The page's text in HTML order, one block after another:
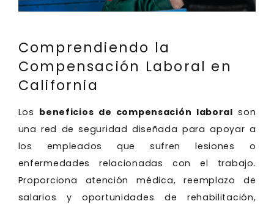
Comprendiendo la
Compensación Laboral en
California
Los beneficios de compensación laboral son
una red de seguridad diseñada para apoyar a
los empleados que sufren lesiones o
enfermedades relacionadas con el trabajo.
Proporciona atención médica, reemplazo de
salarios y oportunidades de rehabilitación,